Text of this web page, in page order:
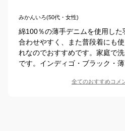
みかんいろ(50代・女性)
綿100％の薄手デニムを使用した
合わせやすく、また普段着にも
れなのでおすすめです。家庭で
です。インディゴ・ブラック・
全てのおすすめコメ